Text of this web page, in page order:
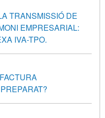
TRANSMISSIÓ DE
EMPRESARIAL:
IVA-TPO.